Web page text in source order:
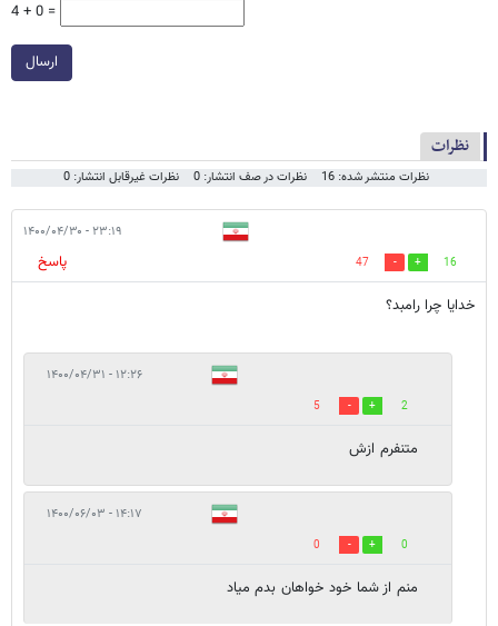
4 + 0 =
ارسال
نظرات
نظرات منتشر شده: 16 نظرات در صف انتشار: 0 نظرات غیرقابل انتشار: 0
۲۳:۱۹ - ۱۴۰۰/۰۴/۳۰
16
47
پاسخ
خدایا چرا رامبد؟
۱۲:۲۶ - ۱۴۰۰/۰۴/۳۱
2
5
متنفرم ازش
۱۴:۱۷ - ۱۴۰۰/۰۶/۰۳
0
0
منم از شما خود خواهان بدم میاد